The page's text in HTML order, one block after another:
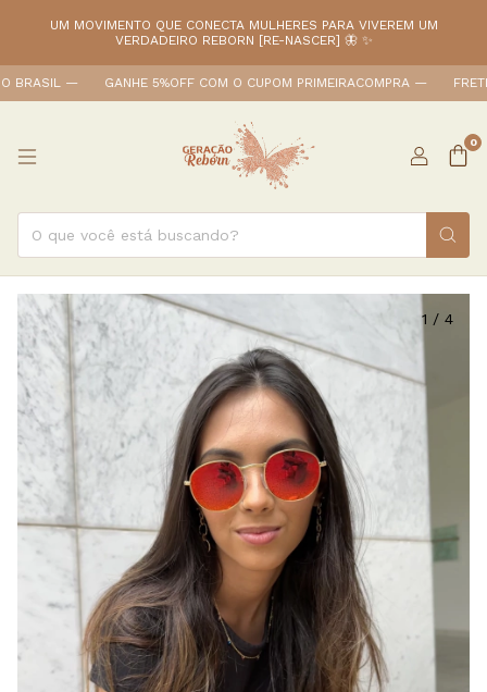
UM MOVIMENTO QUE CONECTA MULHERES PARA VIVEREM UM
VERDADEIRO REBORN [RE-NASCER] 🦋 ✨
ㅤ— GANHE 5%OFF COM O CUPOM PRIMEIRACOMPRA ㅤ— FRETE
0
1 / 4